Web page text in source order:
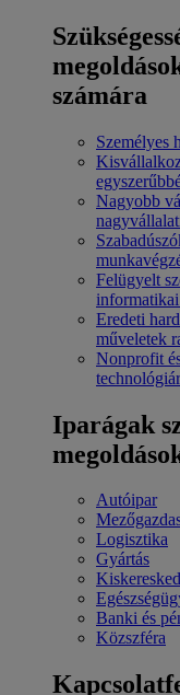
számára
Személyes
Nagyobb
Felügyelt
informatikai
Eredeti
műveletek
Nonprofit
Iparágak
Autóipar
Logisztika
Gyártás
Banki és
Közszféra